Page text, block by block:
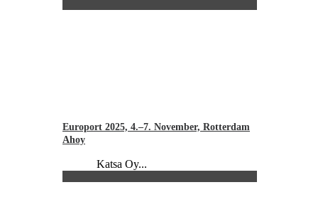
Europort 2025, 4.–7. November, Rotterdam
Ahoy
Katsa Oy...